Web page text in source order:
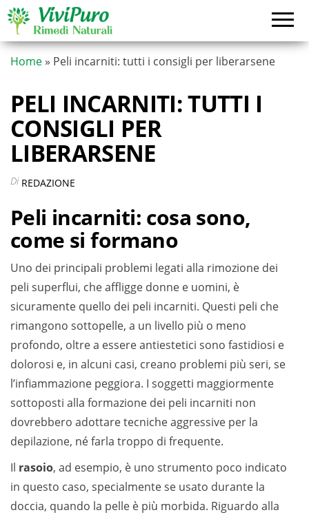
Vai
contenuto
Home » Peli incarniti: tutti i consigli per liberarsene
PELI INCARNITI: TUTTI I
CONSIGLI PER
LIBERARSENE
Di REDAZIONE
Peli incarniti: cosa sono,
come si formano
Uno dei principali problemi legati alla rimozione dei
peli superflui, che affligge donne e uomini, è
sicuramente quello dei peli incarniti. Questi peli che
rimangono sottopelle, a un livello più o meno
profondo, oltre a essere antiestetici sono fastidiosi e
dolorosi e, in alcuni casi, creano problemi più seri, se
l’infiammazione peggiora. I soggetti maggiormente
sottoposti alla formazione dei peli incarniti non
dovrebbero adottare tecniche aggressive per la
depilazione, né farla troppo di frequente.
Il rasoio, ad esempio, è uno strumento poco indicato
in questo caso, specialmente se usato durante la
doccia, quando la pelle è più morbida. Riguardo alla